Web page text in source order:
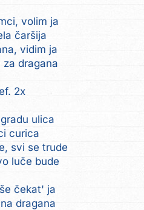
volim ja
čaršija
vidim ja
za dragana
2x
ulica
curica
svi se trude
luče bude
čekat' ja
dragana